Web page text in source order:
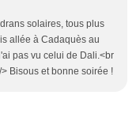
solaires, tous plus
allée à Cadaquès au
pas vu celui de Dali.<br
Bisous et bonne soirée !